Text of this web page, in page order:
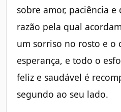
sobre amor, paciência e
razão pela qual
um sorriso no rosto e o
esperança, e todo o
feliz e saudável é
segundo ao seu lado.